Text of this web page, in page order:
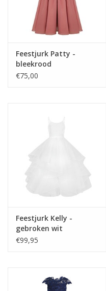
Feestjurk Patty -
bleekrood
€75,00
Feestjurk Kelly -
gebroken wit
€99,95